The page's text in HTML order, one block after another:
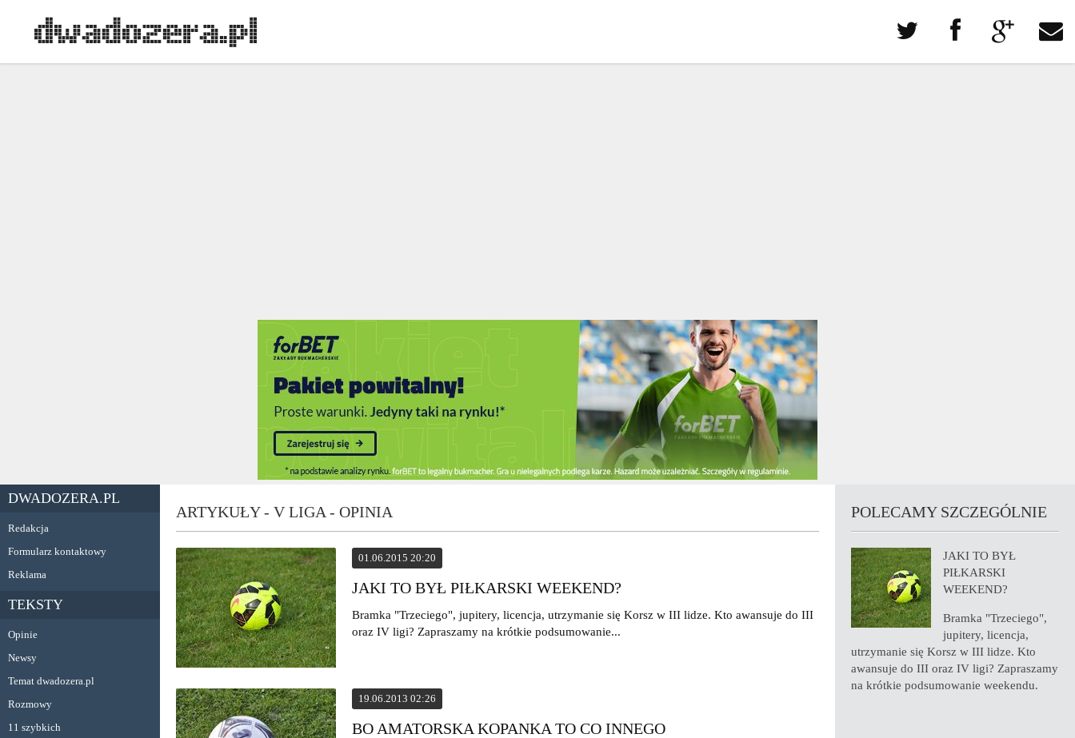
DWADOZERA.PL
Redakcja
Formularz kontaktowy
Reklama
TEKSTY
Opinie
Newsy
Temat dwadozera.pl
Rozmowy
11 szybkich
ARTYKUŁY - V LIGA - OPINIA
01.06.2015 20:20
JAKI TO BYŁ PIŁKARSKI WEEKEND?
Bramka "Trzeciego", jupitery, licencja, utrzymanie się Korsz w III lidze. Kto awansuje do III
oraz IV ligi? Zapraszamy na krótkie podsumowanie...
19.06.2013 02:26
BO AMATORSKA KOPANKA TO CO INNEGO
POLECAMY SZCZEGÓLNIE
JAKI TO BYŁ
PIŁKARSKI
WEEKEND?
Bramka "Trzeciego",
jupitery, licencja,
utrzymanie się Korsz w III lidze. Kto
awansuje do III oraz IV ligi? Zapraszamy
na krótkie podsumowanie weekendu.